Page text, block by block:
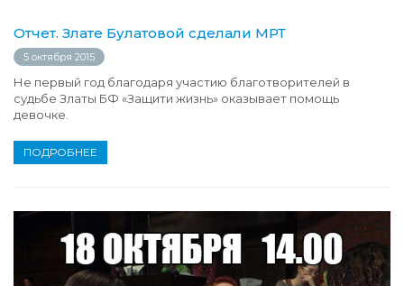
Отчет. Злате Булатовой сделали МРТ
5 октября 2015
Не первый год благодаря участию благотворителей в
судьбе Златы БФ «Защити жизнь» оказывает помощь
девочке.
ПОДРОБНЕЕ